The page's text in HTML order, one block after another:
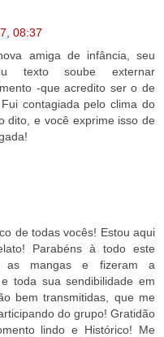
08:37
amiga de infância, seu
texto soube externar
-que acredito ser o de
contagiada pelo clima do
dito, e você exprime isso de
de todas vocês! Estou aqui
Parabéns à todo este
as mangas e fizeram a
toda sua sendibilidade em
bem transmitidas, que me
do grupo! Gratidão
lindo e Histórico! Me